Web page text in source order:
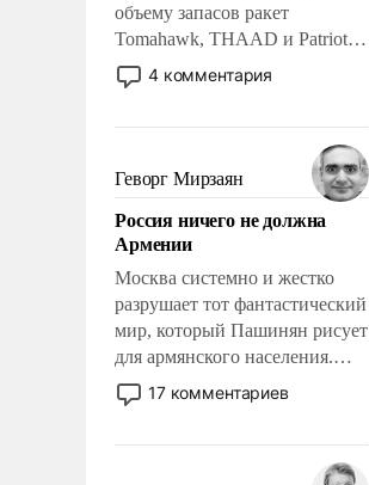
объему запасов ракет
Tomahawk, THAAD и Patriot
США потребуется более трех
лет. Даже небольшая война с
Сложившаяся ситуация
означает многолетний период
уязвимости США, например,
перед Китаем.
4 комментария
Геворг Мирзаян
Россия ничего не должна
Армении
Москва системно и жестко
разрушает тот фантастический
мир, который Пашинян рисует
для армянского населения.
Мир, где политические
прожекты будут безусловно
17 комментариев